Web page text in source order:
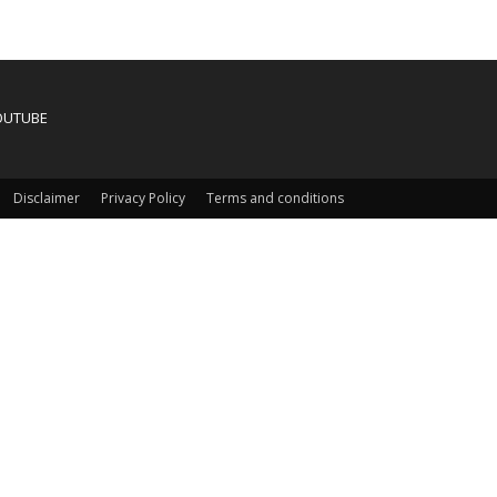
Disclaimer Privacy Policy Terms and conditions